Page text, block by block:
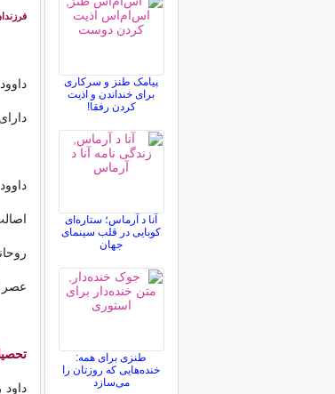
عصر
پیامک طنز و سرکاری
برای خنداندن و اذیت
کردن رفقا!
آنا د آرماس؛ ستاره‌ای
کوبایی در قلب سینمای
جهان
طنزی برای همه:
خنده‌هایی که روزتان را
می‌سازد